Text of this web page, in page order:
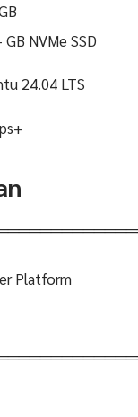
GB NVMe SSD
24.04 LTS
Platform